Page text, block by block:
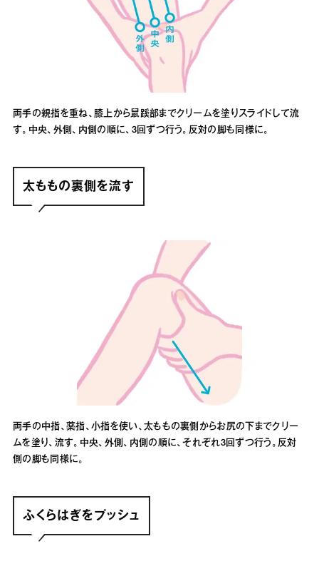
両手の親指を重ね、膝上から鼠蹊部までクリームを塗りスライドして流
す。中央、外側、内側の順に、3回ずつ行う。反対の脚も同様に。
太ももの裏側を流す
両手の中指、薬指、小指を使い、太ももの裏側からお尻の下までクリー
ムを塗り、流す。中央、外側、内側の順に、それぞれ3回ずつ行う。反対
側の脚も同様に。
ふくらはぎをプッシュ